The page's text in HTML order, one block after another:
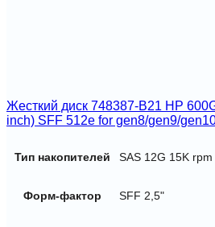
Жесткий диск 748387-B21 HP
inch) SFF 512e for gen8/gen9/
Тип накопителей SAS 12G 15K rpm
Форм-фактор SFF 2,5"